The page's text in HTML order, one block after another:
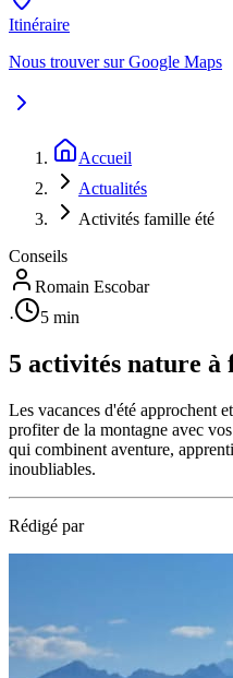
Itinéraire
Nous trouver sur Google Maps
Accueil
Actualités
Activités famille été
Conseils
Romain Escobar
·
5 min
5 activités nature à
Les vacances d'été approchent
profiter de la montagne avec
qui combinent aventure,
inoubliables.
Rédigé par